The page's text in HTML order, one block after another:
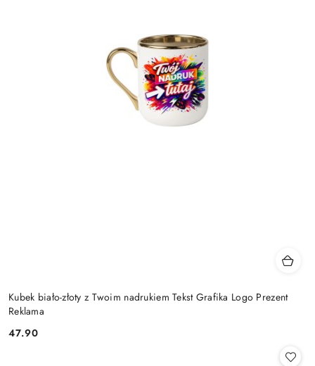
Kubek biało-złoty z Twoim nadrukiem Tekst Grafika Logo Prezent
Reklama
Cena:
47.90